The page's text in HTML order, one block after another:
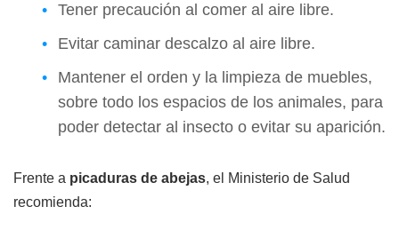
Tener precaución al comer al aire libre.
Evitar caminar descalzo al aire libre.
Mantener el orden y la limpieza de muebles,
sobre todo los espacios de los animales, para
poder detectar al insecto o evitar su aparición.
Frente a picaduras de abejas, el Ministerio de Salud
recomienda: